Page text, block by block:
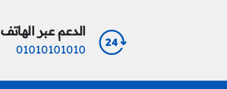
الدعم عبر الهاتف
01010101010